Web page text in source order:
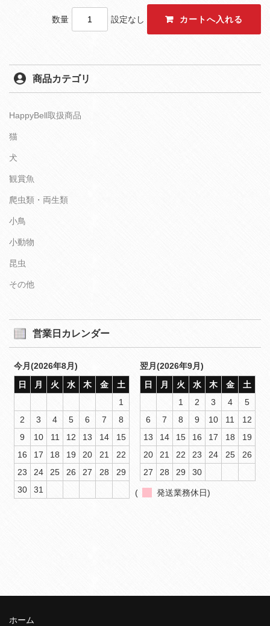
数量 設定なし
商品カテゴリ
HappyBell取扱商品
猫
犬
観賞魚
爬虫類・両生類
小鳥
小動物
昆虫
その他
営業日カレンダー
今月(2026年8月)
日
月 火 水 木 金
土
1
2
3 4 5 6 7
8
9
10 11 12 13 14
15
16
17 18 19 20 21
22
23
24 25 26 27 28
29
30
31
翌月(2026年9月)
日
月 火 水 木 金
土
1
2 3 4
5
6
7 8 9 10 11
12
13
14 15 16 17 18
19
20
21 22 23 24 25
26
27
28 29 30
( 発送業務休日)
ホーム